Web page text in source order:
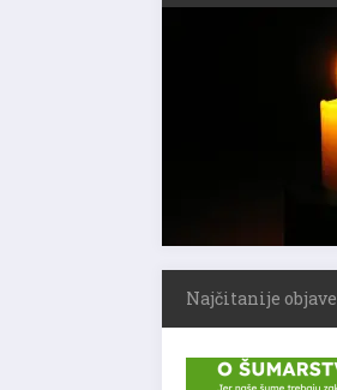
Najčitanije objave